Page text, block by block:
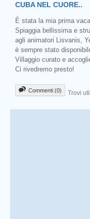
CUBA NEL CUORE..
È stata la mia prima
Spiaggia bellissima e
agli animatori Lisvanis,
è sempre stato
Villaggio curato e
Ci rivedremo presto!
Commenti (0) Trovi